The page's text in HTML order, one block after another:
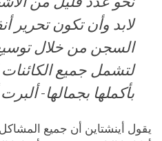
لابد وأن تكون تحرير
السجن من خلال
لتشمل جميع الكائنات
بأكملها بجمالها-
يقول أينشتاين أن جميع المشاكل